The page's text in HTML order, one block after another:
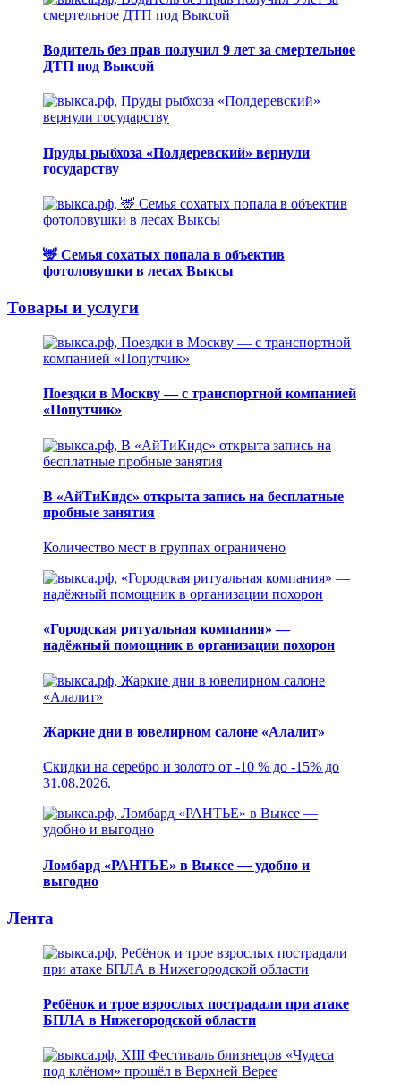
Водитель без прав получил 9 лет за смертельное
ДТП под Выксой
Пруды рыбхоза «Полдеревский» вернули
государству
🦌 Семья сохатых попала в объектив
фотоловушки в лесах Выксы
Товары и услуги
Поездки в Москву — с транспортной компанией
«Попутчик»
В «АйТиКидс» открыта запись на бесплатные
пробные занятия
Количество мест в группах ограничено
«Городская ритуальная компания» —
надёжный помощник в организации похорон
Жаркие дни в ювелирном салоне «Алалит»
Скидки на серебро и золото от -10 % до -15% до
31.08.2026.
Ломбард «РАНТЬЕ» в Выксе — удобно и
выгодно
Лента
Ребёнок и трое взрослых пострадали при атаке
БПЛА в Нижегородской области